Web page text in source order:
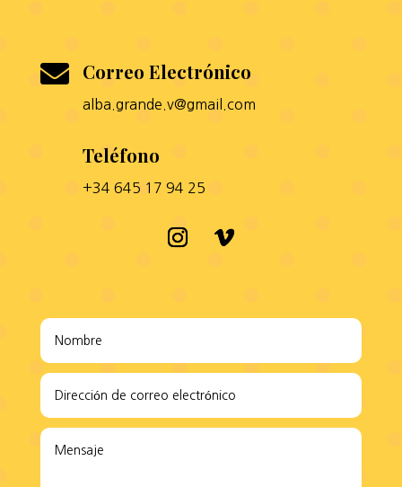
 Correo Electrónico
alba.grande.v@gmail.com
Teléfono
+34 645 17 94 25